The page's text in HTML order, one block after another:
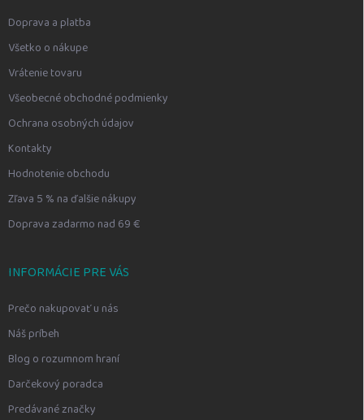
Doprava a platba
Všetko o nákupe
Vrátenie tovaru
Všeobecné obchodné podmienky
Ochrana osobných údajov
Kontakty
Hodnotenie obchodu
Zľava 5 % na ďalšie nákupy
Doprava zadarmo nad 69 €
INFORMÁCIE PRE VÁS
Prečo nakupovať u nás
Náš príbeh
Blog o rozumnom hraní
Darčekový poradca
Predávané značky